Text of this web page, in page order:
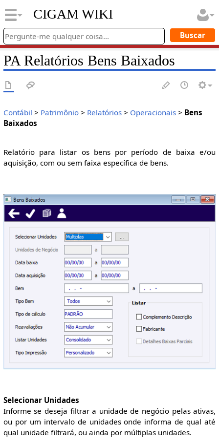
CIGAM WIKI
PA Relatórios Bens Baixados
Contábil > Patrimônio> Relatórios> Operacionais> Bens
Baixados
Relatório para listar os bens por período de baixa e/ou
aquisição, com ou sem faixa específica de bens.
Selecionar Unidades
Informe se deseja filtrar a unidade de negócio pelas ativas,
ou por um intervalo de unidades onde informa de qual até
qual unidade filtrará, ou ainda por múltiplas unidades.